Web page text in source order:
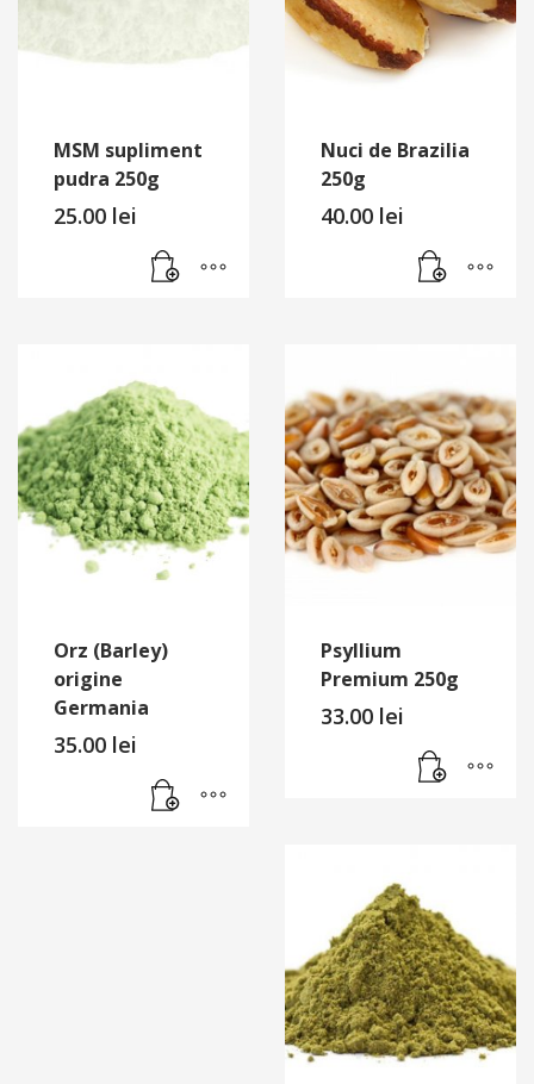
MSM supliment
pudra 250g
25.00 lei
Nuci de Brazilia
250g
40.00 lei
Orz (Barley)
origine
Germania
35.00 lei
Psyllium
Premium 250g
33.00 lei